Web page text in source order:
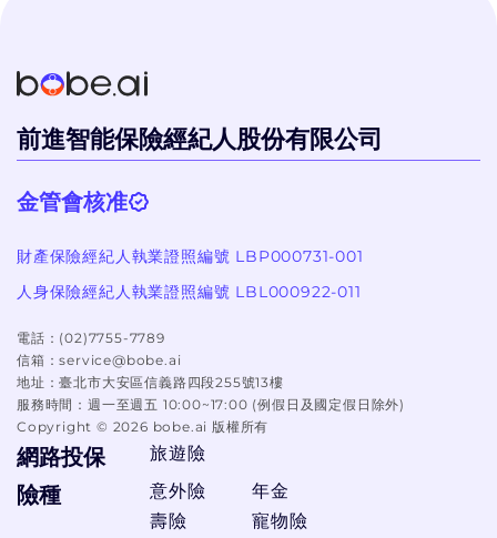
前進智能保險經紀人股份有限公司
金管會核准
財產保險經紀人執業證照編號 LBP000731-001
人身保險經紀人執業證照編號 LBL000922-011
電話： (02)7755-7789
信箱：service@bobe.ai
地址：臺北市大安區信義路四段255號13樓
服務時間： 週一至週五 10:00~17:00 (例假日及國定假日除外)
Copyright © 2026 bobe.ai 版權所有
網路投保 旅遊險
險種
意外險
壽險
年金
寵物險